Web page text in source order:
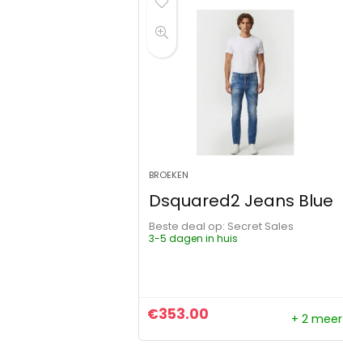
BROEKEN
Dsquared2 Jeans Blue
Beste deal op:
Secret Sales
3-5 dagen in huis
€353.00 + 2 meer